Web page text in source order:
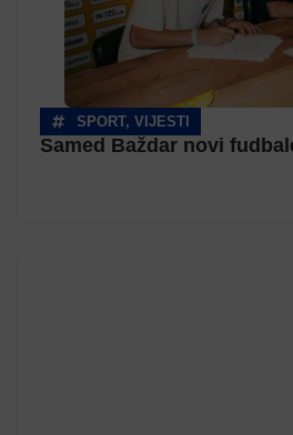
SPORT, VIJESTI
Samed Baždar novi